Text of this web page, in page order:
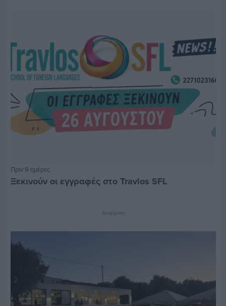
Πριν 9 ημέρες
Ξεκινούν οι εγγραφές στο Travlos SFL
Διαφήμιση